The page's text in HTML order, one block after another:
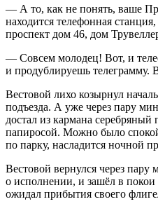
— А то, как не понять, ваше
находится телефонная
проспект дом 46, дом
— Совсем молодец! Вот, и
и продублируешь телеграмму.
Вестовой лихо козырнул
подъезда. А уже через пару
достал из кармана серебряный
папиросой. Можно было
по парку, насладится ночной
Вестовой вернулся через пару
о исполнении, и зашёл в покои
ожидал прибытия своего